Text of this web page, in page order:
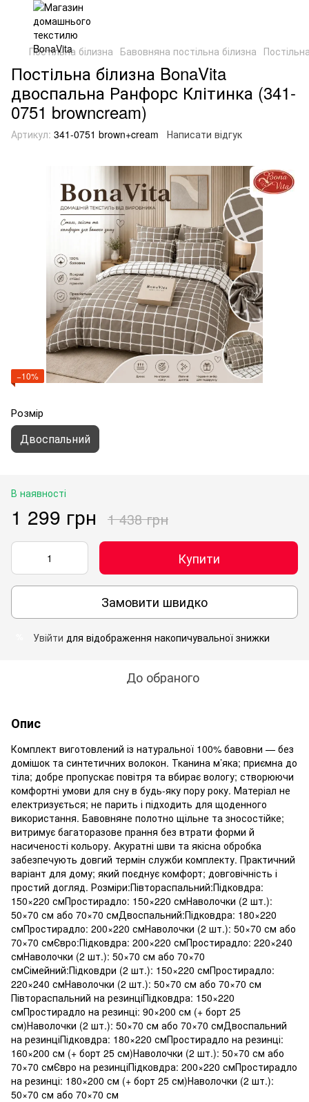
Постільна білизна Бавовняна постільна білизна
Постільна білизна BonaVita
двоспальна Ранфорс Клітинка (341-
0751 browncream)
Артикул: 341-0751 brown+cream Написати відгук
−10%
Розмір
Двоспальний
В наявності
1 299 грн 1 438 грн
Купити
Замовити швидко
Увійти для відображення накопичувальної знижки
До обраного
Опис
Комплект виготовлений із натуральної 100% бавовни — без
домішок та синтетичних волокон. Тканина м’яка; приємна до
тіла; добре пропускає повітря та вбирає вологу; створюючи
комфортні умови для сну в будь-яку пору року. Матеріал не
електризується; не парить і підходить для щоденного
використання. Бавовняне полотно щільне та зносостійке;
витримує багаторазове прання без втрати форми й
насиченості кольору. Акуратні шви та якісна обробка
забезпечують довгий термін служби комплекту. Практичний
варіант для дому; який поєднує комфорт; довговічність і
простий догляд. Розміри:Півтораспальний:Підковдра:
150×220 смПростирадло: 150×220 смНаволочки (2 шт.):
50×70 см або 70×70 смДвоспальний:Підковдра: 180×220
смПростирадло: 200×220 смНаволочки (2 шт.): 50×70 см або
70×70 смЄвро:Підковдра: 200×220 смПростирадло: 220×240
смНаволочки (2 шт.): 50×70 см або 70×70
смСімейний:Підковдри (2 шт.): 150×220 смПростирадло:
220×240 смНаволочки (2 шт.): 50×70 см або 70×70 см
Півтораспальний на резинціПідковдра: 150×220
смПростирадло на резинці: 90×200 см (+ борт 25
см)Наволочки (2 шт.): 50×70 см або 70×70 смДвоспальний
на резинціПідковдра: 180×220 смПростирадло на резинці:
160×200 см (+ борт 25 см)Наволочки (2 шт.): 50×70 см або
70×70 смЄвро на резинціПідковдра: 200×220 смПростирадло
на резинці: 180×200 см (+ борт 25 см)Наволочки (2 шт.):
50×70 см або 70×70 см